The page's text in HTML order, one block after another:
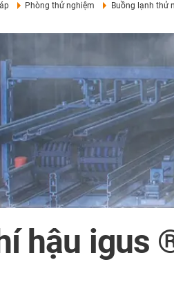
Phòng thử nghiệm Buồng lạnh thử
hậu igus